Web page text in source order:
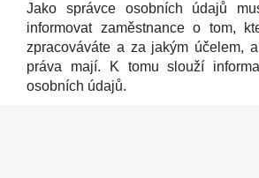
Jako správce osobních údajů
informovat zaměstnance o tom,
zpracováváte a za jakým účelem,
práva mají. K tomu slouží
osobních údajů.